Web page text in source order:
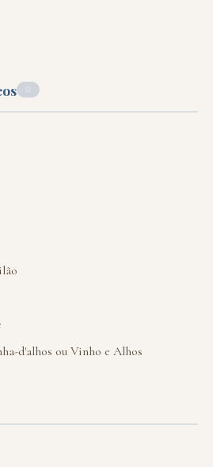
d'alhos ou Vinho e Alhos